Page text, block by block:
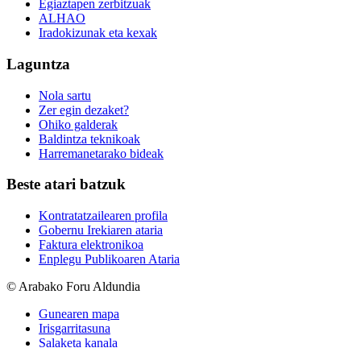
Egiaztapen zerbitzuak
ALHAO
Iradokizunak eta kexak
Laguntza
Nola sartu
Zer egin dezaket?
Ohiko galderak
Baldintza teknikoak
Harremanetarako bideak
Beste atari batzuk
Kontratatzailearen profila
Gobernu Irekiaren ataria
Faktura elektronikoa
Enplegu Publikoaren Ataria
© Arabako Foru Aldundia
Gunearen mapa
Irisgarritasuna
Salaketa kanala